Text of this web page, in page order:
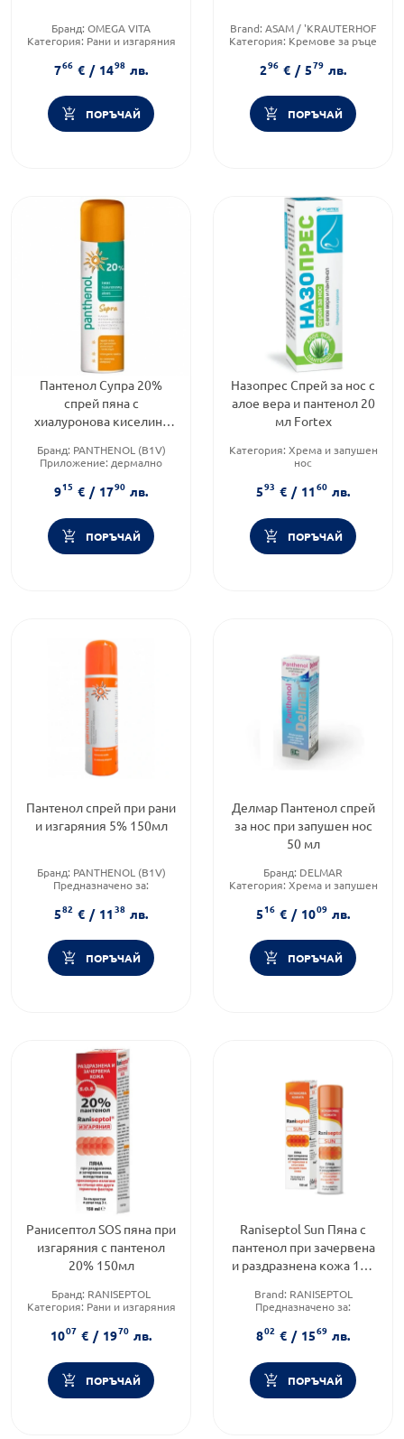
Бранд: OMEGA VITA
Категория: Рани и изгаряния
766 € / 1498 лв.
ПОРЪЧАЙ
Brand: ASAM / 'KRAUTERHOF
Категория: Кремове за ръце
296 € / 579 лв.
ПОРЪЧАЙ
Пантенол Супра 20%
спрей пяна с
хиалуронова киселина
Бранд: PANTHENOL (B1V)
Приложение: дермално
915 € / 1790 лв.
ПОРЪЧАЙ
Назопрес Спрей за нос с
алое вера и пантенол 20
мл Fortex
Категория: Хрема и запушен
нос
Форма на продукта:спрей
593 € / 1160 лв.
ПОРЪЧАЙ
Пантенол спрей при рани
и изгаряния 5% 150мл
Бранд: PANTHENOL (B1V)
Предназначено за:
Приложение:дермално
582 € / 1138 лв.
ПОРЪЧАЙ
Делмар Пантенол спрей
за нос при запушен нос
50 мл
Бранд: DELMAR
Категория: Хрема и запушен
Форма на продукта:спрей
516 € / 1009 лв.
ПОРЪЧАЙ
Ранисептол SOS пяна при
изгаряния с пантенол
20% 150мл
Бранд: RANISEPTOL
Категория: Рани и изгаряния
1007 € / 1970 лв.
ПОРЪЧАЙ
Raniseptol Sun Пяна с
пантенол при зачервена
и раздразнена кожа 150
Brand: RANISEPTOL
Предназначено за:
Форма на продукта:пяна
802 € / 1569 лв.
ПОРЪЧАЙ